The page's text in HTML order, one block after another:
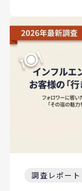
調査レポート